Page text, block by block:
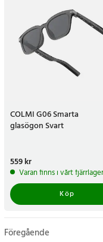
COLMI G06 Smarta
glasögon Svart
Pris:559 kr
559 kr
Varan finns i vårt
Köp
Föregående